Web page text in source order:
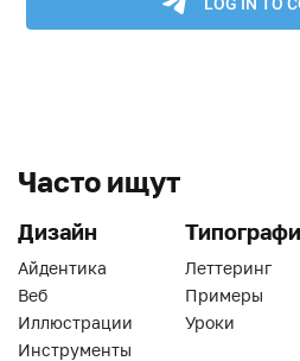
Часто ищут
Дизайн
Айдентика
Веб
Иллюстрации
Инструменты
Леттеринг
Примеры
Уроки